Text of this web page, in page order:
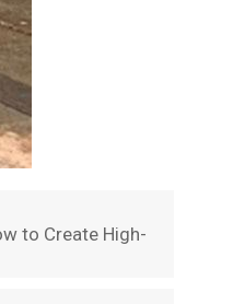
to Create High-